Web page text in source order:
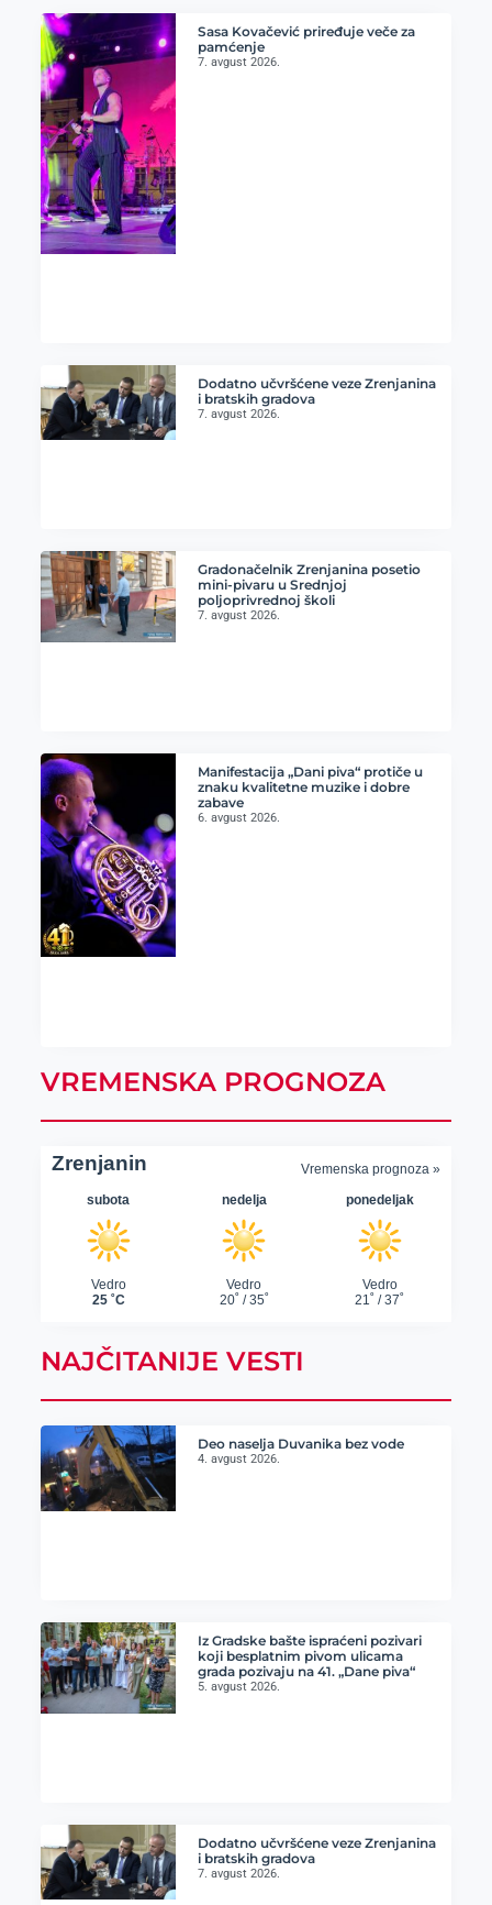
Sasa Kovačević priređuje veče za
pamćenje
7. avgust 2026.
Dodatno učvršćene veze Zrenjanina
i bratskih gradova
7. avgust 2026.
Gradonačelnik Zrenjanina posetio
mini-pivaru u Srednjoj
poljoprivrednoj školi
7. avgust 2026.
Manifestacija „Dani piva“ protiče u
znaku kvalitetne muzike i dobre
zabave
6. avgust 2026.
VREMENSKA PROGNOZA
NAJČITANIJE VESTI
Deo naselja Duvanika bez vode
4. avgust 2026.
Iz Gradske bašte ispraćeni pozivari
koji besplatnim pivom ulicama
grada pozivaju na 41. „Dane piva“
5. avgust 2026.
Dodatno učvršćene veze Zrenjanina
i bratskih gradova
7. avgust 2026.